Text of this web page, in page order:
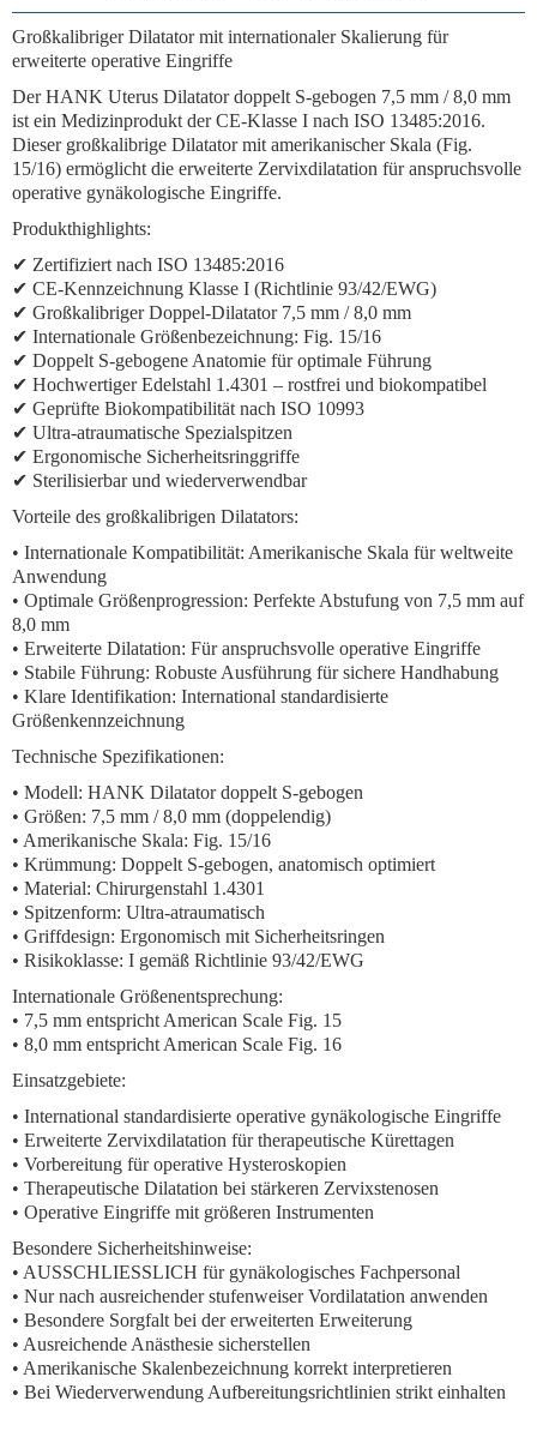
Großkalibriger Dilatator mit internationaler Skalierung für
erweiterte operative Eingriffe
Der HANK Uterus Dilatator doppelt S-gebogen 7,5 mm / 8,0 mm
ist ein Medizinprodukt der CE-Klasse I nach ISO 13485:2016.
Dieser großkalibrige Dilatator mit amerikanischer Skala (Fig.
15/16) ermöglicht die erweiterte Zervixdilatation für anspruchsvolle
operative gynäkologische Eingriffe.
Produkthighlights:
✔ Zertifiziert nach ISO 13485:2016
✔ CE-Kennzeichnung Klasse I (Richtlinie 93/42/EWG)
✔ Großkalibriger Doppel-Dilatator 7,5 mm / 8,0 mm
✔ Internationale Größenbezeichnung: Fig. 15/16
✔ Doppelt S-gebogene Anatomie für optimale Führung
✔ Hochwertiger Edelstahl 1.4301 – rostfrei und biokompatibel
✔ Geprüfte Biokompatibilität nach ISO 10993
✔ Ultra-atraumatische Spezialspitzen
✔ Ergonomische Sicherheitsringgriffe
✔ Sterilisierbar und wiederverwendbar
Vorteile des großkalibrigen Dilatators:
• Internationale Kompatibilität: Amerikanische Skala für weltweite
Anwendung
• Optimale Größenprogression: Perfekte Abstufung von 7,5 mm auf
8,0 mm
• Erweiterte Dilatation: Für anspruchsvolle operative Eingriffe
• Stabile Führung: Robuste Ausführung für sichere Handhabung
• Klare Identifikation: International standardisierte
Größenkennzeichnung
Technische Spezifikationen:
• Modell: HANK Dilatator doppelt S-gebogen
• Größen: 7,5 mm / 8,0 mm (doppelendig)
• Amerikanische Skala: Fig. 15/16
• Krümmung: Doppelt S-gebogen, anatomisch optimiert
• Material: Chirurgenstahl 1.4301
• Spitzenform: Ultra-atraumatisch
• Griffdesign: Ergonomisch mit Sicherheitsringen
• Risikoklasse: I gemäß Richtlinie 93/42/EWG
Internationale Größenentsprechung:
• 7,5 mm entspricht American Scale Fig. 15
• 8,0 mm entspricht American Scale Fig. 16
Einsatzgebiete:
• International standardisierte operative gynäkologische Eingriffe
• Erweiterte Zervixdilatation für therapeutische Kürettagen
• Vorbereitung für operative Hysteroskopien
• Therapeutische Dilatation bei stärkeren Zervixstenosen
• Operative Eingriffe mit größeren Instrumenten
Besondere Sicherheitshinweise:
• AUSSCHLIESSLICH für gynäkologisches Fachpersonal
• Nur nach ausreichender stufenweiser Vordilatation anwenden
• Besondere Sorgfalt bei der erweiterten Erweiterung
• Ausreichende Anästhesie sicherstellen
• Amerikanische Skalenbezeichnung korrekt interpretieren
• Bei Wiederverwendung Aufbereitungsrichtlinien strikt einhalten